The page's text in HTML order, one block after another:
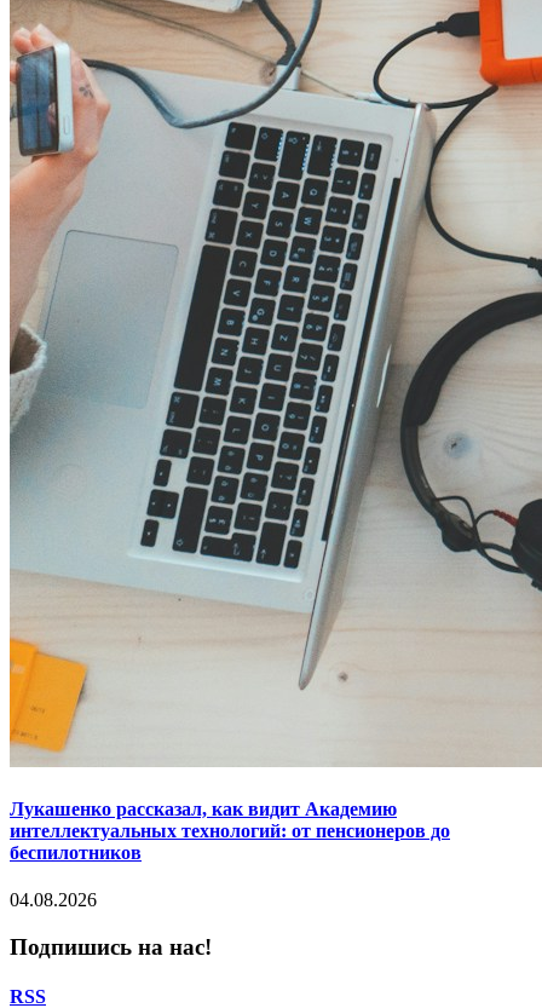
Лукашенко рассказал, как видит Академию
интеллектуальных технологий: от пенсионеров до
беспилотников
04.08.2026
Подпишись на нас!
RSS